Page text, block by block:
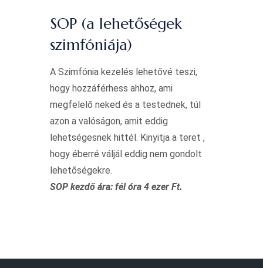
SOP (a lehetőségek
szimfóniája)
A Szimfónia kezelés lehetővé teszi,
hogy hozzáférhess ahhoz, ami
megfelelő neked és a testednek, túl
azon a valóságon, amit eddig
lehetségesnek hittél. Kinyitja a teret ,
hogy éberré váljál eddig nem gondolt
lehetőségekre.
SOP kezdő ára: fél óra 4 ezer Ft.